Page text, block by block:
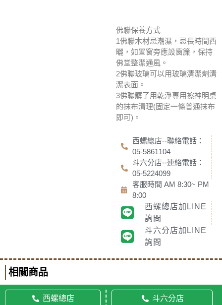
佛聯保養方式
1佛聯木材忌潮濕，忌長時間西
曬，如置窗旁應設窗簾，保持
佛堂整潔通風。
2佛聯玻璃可以用玻璃清潔劑清
潔表面。
3佛聯髒了用乾淨專用擦神明桌
的抹布清理(固定一條普通抹布
即可)。
西螺總店--聯絡電話：
05-5861104
斗六分店--連絡電話：
05-5224099
客服時間 AM 8:30~ PM
8:00
西螺總店加LINE
詢問
斗六分店加LINE
詢問
相關商品
西螺總店 斗六分店